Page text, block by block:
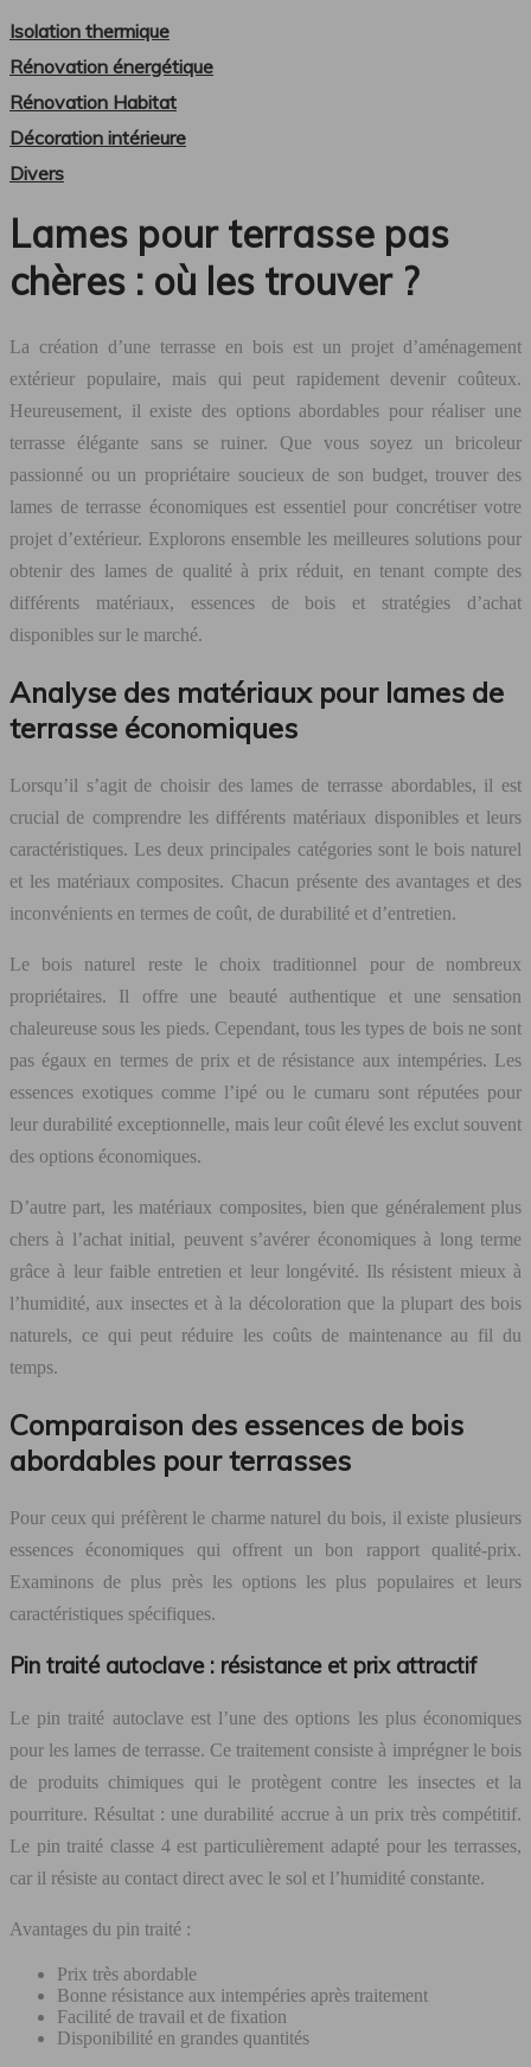
Isolation thermique
Rénovation énergétique
Rénovation Habitat
Décoration intérieure
Divers
Lames pour terrasse pas
chères : où les trouver ?
La création d’une terrasse en bois est un projet d’aménagement
extérieur populaire, mais qui peut rapidement devenir coûteux.
Heureusement, il existe des options abordables pour réaliser une
terrasse élégante sans se ruiner. Que vous soyez un bricoleur
passionné ou un propriétaire soucieux de son budget, trouver des
lames de terrasse économiques est essentiel pour concrétiser votre
projet d’extérieur. Explorons ensemble les meilleures solutions pour
obtenir des lames de qualité à prix réduit, en tenant compte des
différents matériaux, essences de bois et stratégies d’achat
disponibles sur le marché.
Analyse des matériaux pour lames de
terrasse économiques
Lorsqu’il s’agit de choisir des lames de terrasse abordables, il est
crucial de comprendre les différents matériaux disponibles et leurs
caractéristiques. Les deux principales catégories sont le bois naturel
et les matériaux composites. Chacun présente des avantages et des
inconvénients en termes de coût, de durabilité et d’entretien.
Le bois naturel reste le choix traditionnel pour de nombreux
propriétaires. Il offre une beauté authentique et une sensation
chaleureuse sous les pieds. Cependant, tous les types de bois ne sont
pas égaux en termes de prix et de résistance aux intempéries. Les
essences exotiques comme l’ipé ou le cumaru sont réputées pour
leur durabilité exceptionnelle, mais leur coût élevé les exclut souvent
des options économiques.
D’autre part, les matériaux composites, bien que généralement plus
chers à l’achat initial, peuvent s’avérer économiques à long terme
grâce à leur faible entretien et leur longévité. Ils résistent mieux à
l’humidité, aux insectes et à la décoloration que la plupart des bois
naturels, ce qui peut réduire les coûts de maintenance au fil du
temps.
Comparaison des essences de bois
abordables pour terrasses
Pour ceux qui préfèrent le charme naturel du bois, il existe plusieurs
essences économiques qui offrent un bon rapport qualité-prix.
Examinons de plus près les options les plus populaires et leurs
caractéristiques spécifiques.
Pin traité autoclave : résistance et prix attractif
Le pin traité autoclave est l’une des options les plus économiques
pour les lames de terrasse. Ce traitement consiste à imprégner le bois
de produits chimiques qui le protègent contre les insectes et la
pourriture. Résultat : une durabilité accrue à un prix très compétitif.
Le pin traité classe 4 est particulièrement adapté pour les terrasses,
car il résiste au contact direct avec le sol et l’humidité constante.
Avantages du pin traité :
Prix très abordable
Bonne résistance aux intempéries après traitement
Facilité de travail et de fixation
Disponibilité en grandes quantités